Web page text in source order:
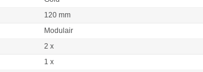
120 mm
Modulair
2 x
1 x